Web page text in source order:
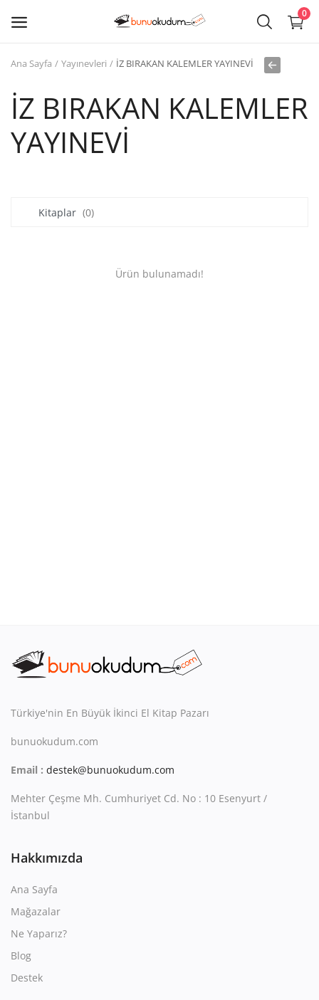
0
Giriş
Destek Merkezi
Mağazalar
Blog
İletişim
TRY (₺)
Ana Sayfa Yayınevleri İZ BIRAKAN KALEMLER YAYINEVİ
İZ BIRAKAN KALEMLER
YAYINEVİ
Kitaplar (0)
Ürün bulunamadı!
Türkiye'nin En Büyük İkinci El Kitap Pazarı
bunuokudum.com
Email : destek@bunuokudum.com
Mehter Çeşme Mh. Cumhuriyet Cd. No : 10 Esenyurt /
İstanbul
Hakkımızda
Ana Sayfa
Mağazalar
Ne Yaparız?
Blog
Destek